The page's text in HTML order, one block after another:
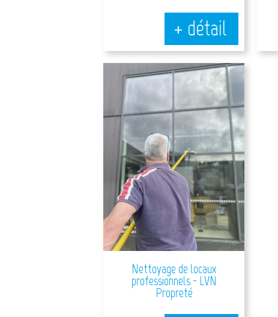
+ détail
Nettoyage de locaux
professionnels - LVN
Propreté